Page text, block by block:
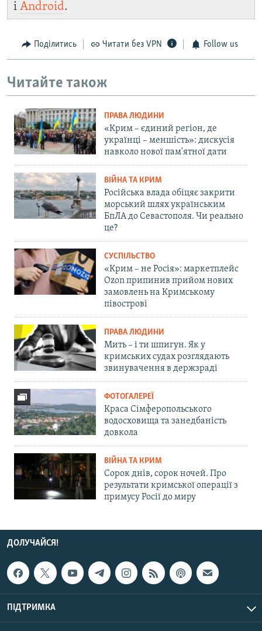
і Android.
Поділитись Читати без VPN Follow us
Читайте також
ПРАВА ЛЮДИНИ
«Крим – єдиний регіон, де
українці – меншість»: дискусія
навколо нової пам'ятної дати
ВІЙНА ТА КРИМ
Російська влада обіцяє закрити
морський шлях українським
БпЛА до Севастополя. Чи реально
це?
СУСПІЛЬСТВО
«Крим – не Росія»: маркетплейс
Ozon припинив прийом нових
замовлень на Кримському
півострові
ПРАВА ЛЮДИНИ
Мить – і ти шпигун. Як у
кримських судах розглядають
звинувачення в держзраді
ФОТОГАЛЕРЕЇ
Краса Сімферопольського
водосховища та занедбаність
довкола
ВІЙНА ТА КРИМ
Сорок днів, сорок ночей. Про
результати кримської операції з
примусу Росії до миру
ДОЛУЧАЙСЯ!
ПІДТРИМКА